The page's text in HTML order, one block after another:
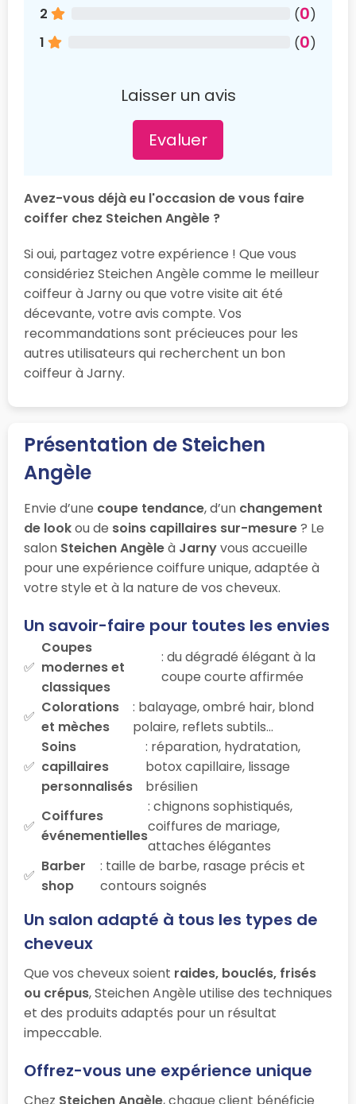
2
(0)
1
(0)
Laisser un avis
Evaluer
Avez-vous déjà eu l'occasion de vous faire
coiffer chez Steichen Angèle ?
Si oui, partagez votre expérience ! Que vous
considériez Steichen Angèle comme le meilleur
coiffeur à Jarny ou que votre visite ait été
décevante, votre avis compte. Vos
recommandations sont précieuces pour les
autres utilisateurs qui recherchent un bon
coiffeur à Jarny.
Présentation de Steichen
Angèle
Envie d’une coupe tendance, d’un changement
de lookou de soins capillaires sur-mesure? Le
salon Steichen Angèleà Jarnyvous accueille
pour une expérience coiffure unique, adaptée à
votre style et à la nature de vos cheveux.
Un savoir-faire pour toutes les envies
Coupes
modernes et
classiques
: du dégradé élégant à la
coupe courte affirmée
Colorations
et mèches
: balayage, ombré hair, blond
polaire, reflets subtils…
Soins
capillaires
personnalisés
: réparation, hydratation,
botox capillaire, lissage
brésilien
Coiffures
événementielles
: chignons sophistiqués,
coiffures de mariage,
attaches élégantes
Barber
shop
: taille de barbe, rasage précis et
contours soignés
Un salon adapté à tous les types de
cheveux
Que vos cheveux soient raides, bouclés, frisés
ou crépus, Steichen Angèle utilise des techniques
et des produits adaptés pour un résultat
impeccable.
Offrez-vous une expérience unique
Chez Steichen Angèle, chaque client bénéficie